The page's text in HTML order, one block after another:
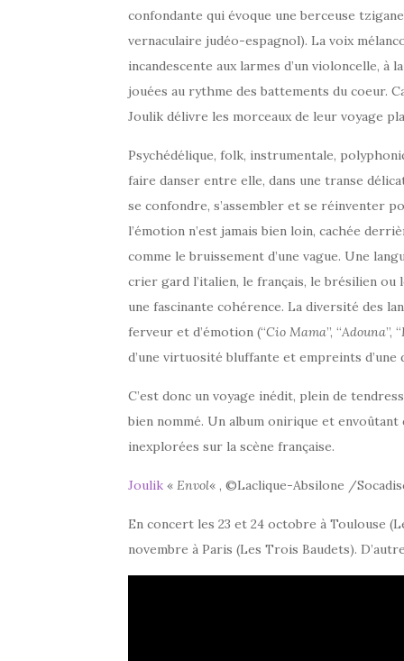
confondante qui évoque une berceuse tzigane
vernaculaire judéo-espagnol). La voix
incandescente aux larmes d’un violoncelle, à
jouées au rythme des battements du coeur.
Joulik délivre les morceaux de leur voyage
Psychédélique, folk, instrumentale,
faire danser entre elle, dans une transe
se confondre, s’assembler et se réinventer
l’émotion n’est jamais bien loin, cachée
comme le bruissement d’une vague. Une
crier gard l’italien, le français, le brésilien ou
une fascinante cohérence. La diversité des
ferveur et d’émotion (“Cio Mama”, “Adouna”, “
d’une virtuosité bluffante et empreints d’une
C’est donc un voyage inédit, plein de
bien nommé. Un album onirique et
inexplorées sur la scène française.
Joulik « Envol« , ©Laclique-Absilone /
En concert les 23 et 24 octobre à Toulouse
novembre à Paris (Les Trois Baudets).